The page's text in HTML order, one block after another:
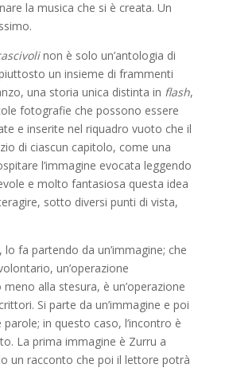
la musica che si è creata. Un
non è solo un’antologia di
un insieme di frammenti
una storia unica distinta in flash,
fotografie che possono essere
e inserite nel riquadro vuoto che il
di ciascun capitolo, come una
l’immagine evocata leggendo
e molto fantasiosa questa idea
sotto diversi punti di vista,
lo fa partendo da un’immagine; che
un’operazione
alla stesura, è un’operazione
Si parte da un’immagine e poi
in questo caso, l’incontro è
La prima immagine è Zurru a
un racconto che poi il lettore potrà